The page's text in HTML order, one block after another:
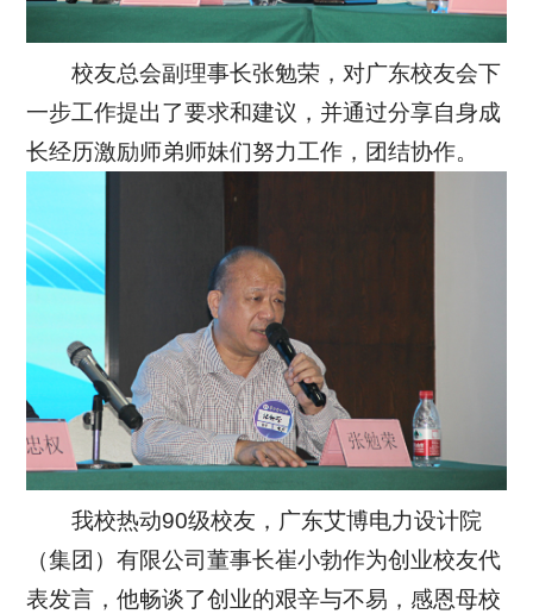
校友总会副理事长张勉荣，对广东校友会下
一步工作提出了要求和建议，并通过分享自身成
长经历激励师弟师妹们努力工作，团结协作。
我校热动90级校友，广东艾博电力设计院
（集团）有限公司董事长崔小勃作为创业校友代
表发言，他畅谈了创业的艰辛与不易，感恩母校